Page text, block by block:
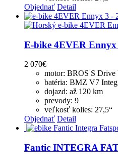
Objednať Detail
E-bike 4EVER Ennyx
2 070€
motor: BROS S Drive
batéria: BMZ V7
dojazd: až 120 km
prevody: 9
veľkosť kolies: 27,5“
Objednať Detail
Fantic INTEGRA